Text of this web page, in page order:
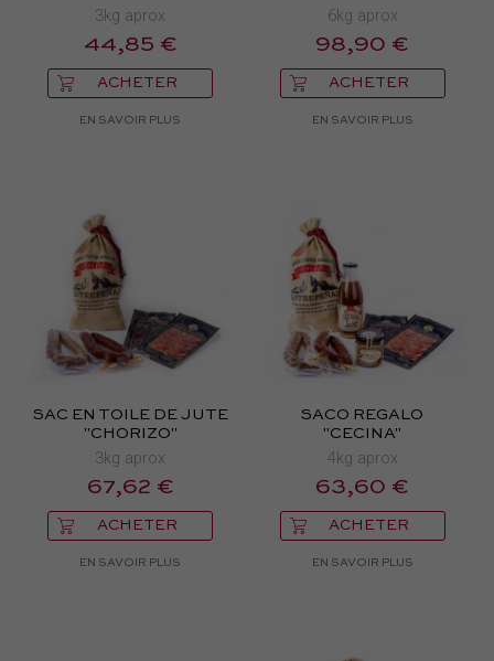
3kg aprox
44,85 €
ACHETER
EN SAVOIR PLUS
6kg aprox
98,90 €
ACHETER
EN SAVOIR PLUS
SAC EN TOILE DE JUTE
"CHORIZO"
3kg aprox
67,62 €
ACHETER
EN SAVOIR PLUS
SACO REGALO
"CECINA"
4kg aprox
63,60 €
ACHETER
EN SAVOIR PLUS